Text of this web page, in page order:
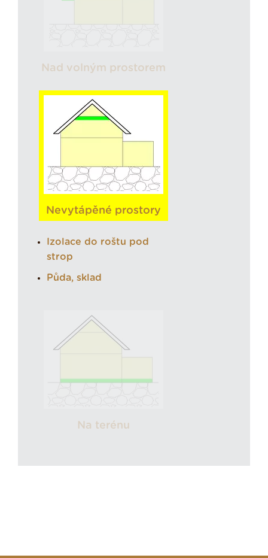
Nad volným prostorem
Nevytápěné prostory
Izolace do roštu pod
strop
Půda, sklad
Na terénu